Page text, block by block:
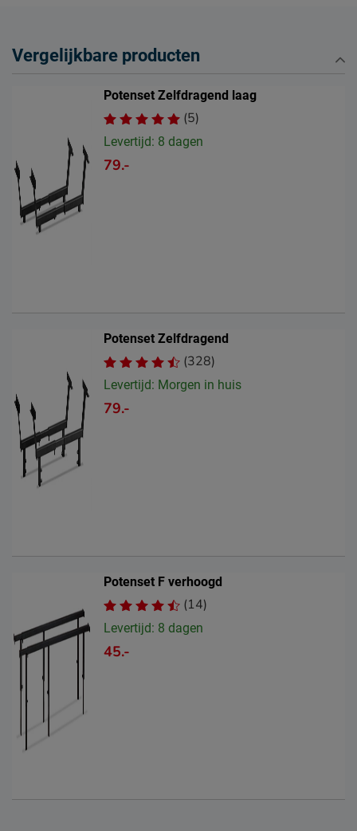
Vergelijkbare producten
Potenset Zelfdragend laag
(5)
Levertijd: 8 dagen
79.-
Potenset Zelfdragend
(328)
Levertijd: Morgen in huis
79.-
Potenset F verhoogd
(14)
Levertijd: 8 dagen
45.-